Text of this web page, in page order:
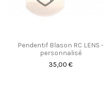
Pendentif Blason RC LENS -
personnalisé
35,00 €